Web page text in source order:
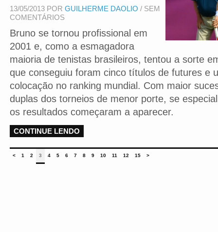
13/05/2013 POR GUILHERME DAOLIO / SEM
COMENTÁRIOS
Bruno se tornou profissional em
2001 e, como a esmagadora
maioria de tenistas brasileiros, tentou a sorte
que conseguiu foram cinco títulos de futures e
colocação no ranking mundial. Com maior
duplas dos torneios de menor porte, se
os resultados começaram a aparecer.
CONTINUE LENDO
< 1 2 3 4 5 6 7 8 9 10 11 12 15 >